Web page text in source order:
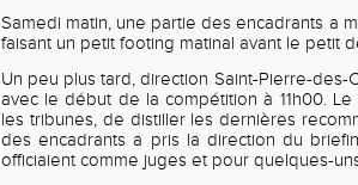
Samedi matin, une partie des encadrants a
faisant un petit footing matinal avant le petit
Un peu plus tard, direction Saint-Pierre-des-
avec le début de la compétition à 11h00.
les tribunes, de distiller les dernières
des encadrants a pris la direction du
officiaient comme juges et pour quelques-